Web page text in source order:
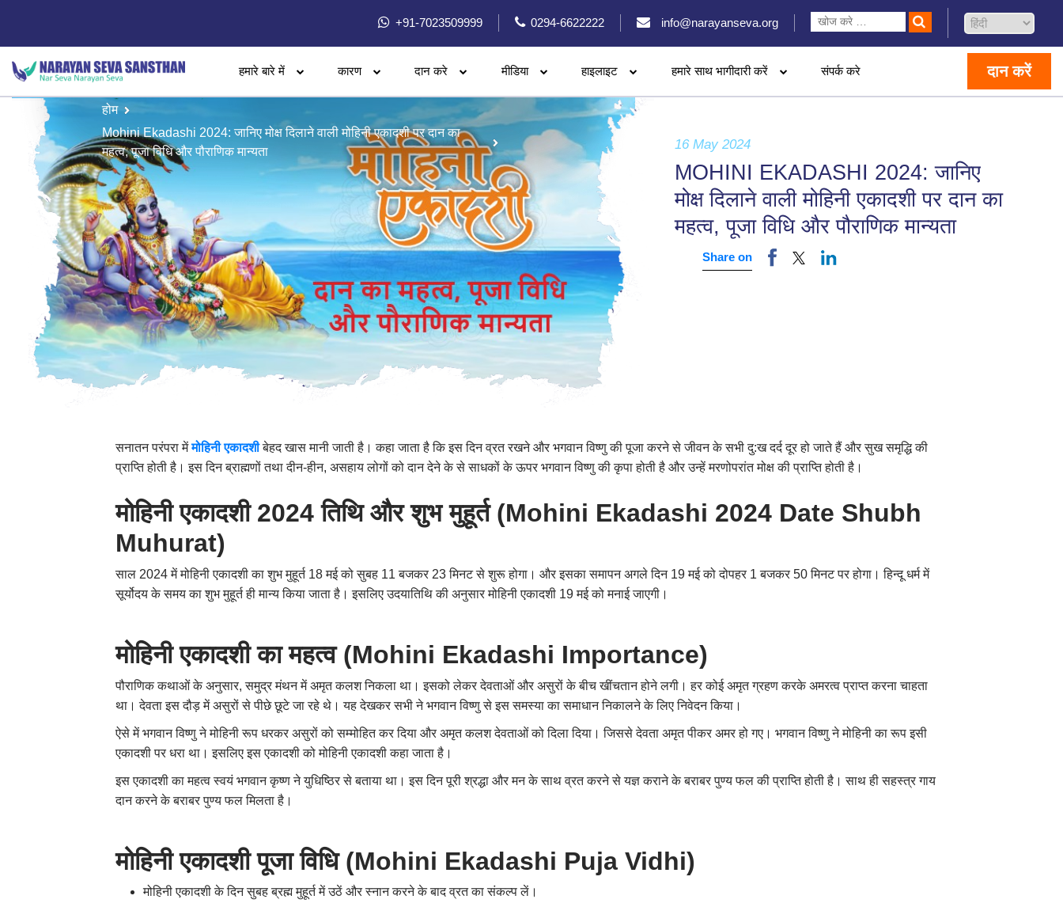
+91-7023509999 0294-6622222 info@narayanseva.org
हमारे बारे में कारण दान करे मीडिया हाइलाइट हमारे साथ भागीदारी करें संपर्क करे दान करें
होम
Mohini Ekadashi 2024: जानिए मोक्ष दिलाने वाली मोहिनी एकादशी पर दान का
महत्व, पूजा विधि और पौराणिक मान्यता
16 May 2024
MOHINI EKADASHI 2024: जानिए
मोक्ष दिलाने वाली मोहिनी एकादशी पर दान का
महत्व, पूजा विधि और पौराणिक मान्यता
Share on
सनातन परंपरा मेंमोहिनी एकादशीबेहद खास मानी जाती है। कहा जाता है कि इस दिन व्रत रखने और भगवान विष्णु की पूजा करने से जीवन के सभी दु:ख दर्द दूर हो जाते हैं और सुख समृद्धि की
प्राप्ति होती है। इस दिन ब्राह्मणों तथा दीन-हीन,असहाय लोगों को दान देने के से साधकों के ऊपर भगवान विष्णु की कृपा होती है और उन्हें मरणोपरांत मोक्ष की प्राप्ति होती है।
मोहिनी एकादशी 2024 तिथि और शुभ मुहूर्त (Mohini Ekadashi 2024 Date Shubh
Muhurat)
साल 2024 में मोहिनी एकादशी का शुभ मुहूर्त 18 मई को सुबह 11 बजकर 23 मिनट से शुरू होगा। और इसका समापन अगले दिन 19 मई को दोपहर 1 बजकर 50 मिनट पर होगा। हिन्दू धर्म में
सूर्योदय के समय का शुभ मुहूर्त ही मान्य किया जाता है। इसलिए उदयातिथि की अनुसार मोहिनी एकादशी 19 मई को मनाई जाएगी।
मोहिनी एकादशी का महत्व (Mohini Ekadashi Importance)
पौराणिक कथाओं के अनुसार,समुद्र मंथन में अमृत कलश निकला था। इसको लेकर देवताओं और असुरों के बीच खींचतान होने लगी। हर कोई अमृत ग्रहण करके अमरत्व प्राप्त करना चाहता
था। देवता इस दौड़ में असुरों से पीछे छूटे जा रहे थे। यह देखकर सभी ने भगवान विष्णु से इस समस्या का समाधान निकालने के लिए निवेदन किया।
ऐसे में भगवान विष्णु ने मोहिनी रूप धरकर असुरों को सम्मोहित कर दिया और अमृत कलश देवताओं को दिला दिया। जिससे देवता अमृत पीकर अमर हो गए। भगवान विष्णु ने मोहिनी का रूप इसी
एकादशी पर धरा था। इसलिए इस एकादशी को मोहिनी एकादशी कहा जाता है।
इस एकादशी का महत्व स्वयं भगवान कृष्ण ने युधिष्ठिर से बताया था। इस दिन पूरी श्रद्धा और मन के साथ व्रत करने से यज्ञ कराने के बराबर पुण्य फल की प्राप्ति होती है। साथ ही सहस्त्र गाय
दान करने के बराबर पुण्य फल मिलता है।
मोहिनी एकादशी पूजा विधि (Mohini Ekadashi Puja Vidhi)
मोहिनी एकादशी के दिन सुबह ब्रह्म मुहूर्त में उठें और स्नान करने के बाद व्रत का संकल्प लें।